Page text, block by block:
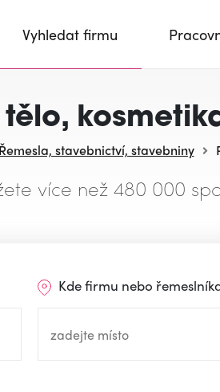
Vyhledat firmu
tělo,
Řemesla, stavebnictví, stavebniny
více než 480 000
Kde firmu nebo